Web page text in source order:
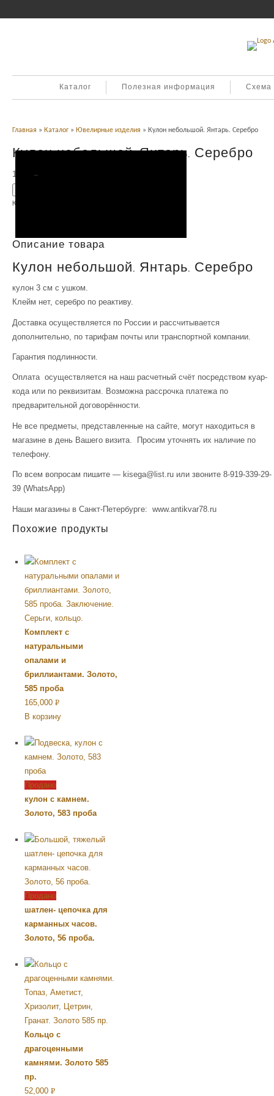
Каталог Полезная информация Схема
Главная » Каталог » Ювелирные изделия » Кулон небольшой. Янтарь. Серебро
Кулон небольшой. Янтарь. Серебро
1,300 Р
Категория:
Описание товара
Кулон небольшой. Янтарь. Серебро
кулон 3 см с ушком.
Клейм нет, серебро по реактиву.
Доставка осуществляется по России и рассчитывается
дополнительно, по тарифам почты или транспортной компании.
Гарантия подлинности.
Оплата осуществляется на наш расчетный счёт посредством куар-
кода или по реквизитам. Возможна рассрочка платежа по
предварительной договорённости.
Не все предметы, представленные на сайте, могут находиться в
магазине в день Вашего визита. Просим уточнять их наличие по
телефону.
По всем вопросам пишите — kisega@list.ru или звоните 8-919-339-29-
39 (WhatsApp)
Наши магазины в Санкт-Петербурге: www.antikvar78.ru
Похожие продукты
Комплект с
натуральными
опалами и
бриллиантами. Золото,
585 проба
165,000 Р
УБ.
В корзину
Продано
кулон с камнем.
Золото, 583 проба
Продано
шатлен- цепочка для
карманных часов.
Золото, 56 проба.
Кольцо с
драгоценными
камнями. Золото 585
пр.
52,000 Р